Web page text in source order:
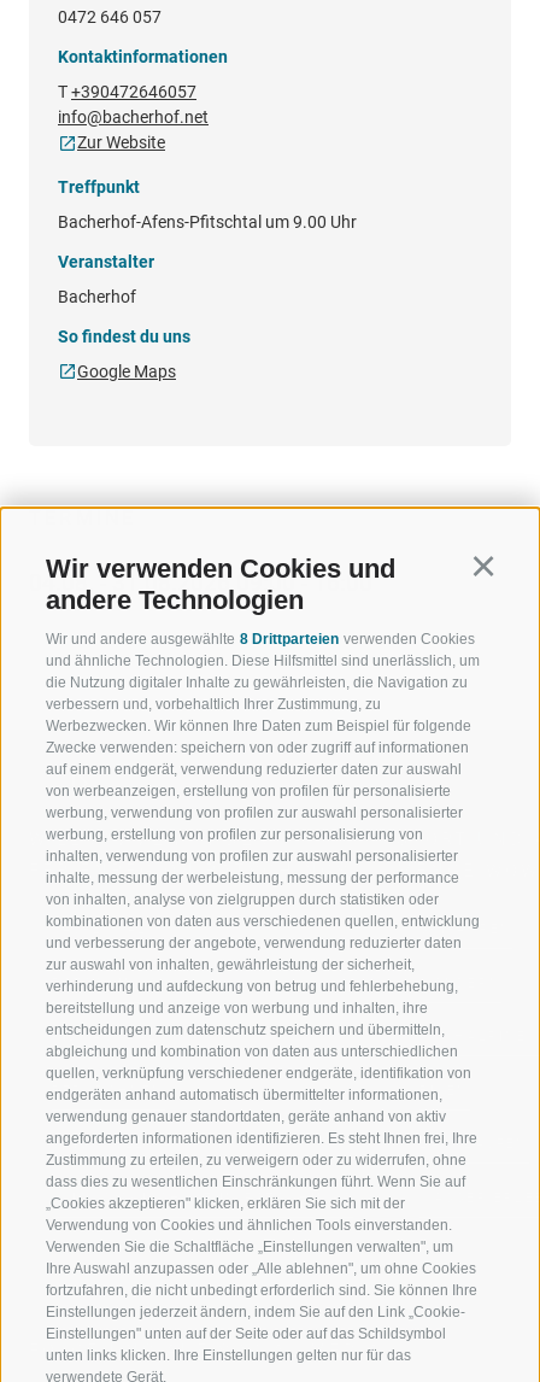
Wir verwenden Cookies und
andere Technologien
Wir und andere ausgewählte 8 Drittparteien verwenden Cookies
und ähnliche Technologien. Diese Hilfsmittel sind unerlässlich, um
die Nutzung digitaler Inhalte zu gewährleisten, die Navigation zu
verbessern und, vorbehaltlich Ihrer Zustimmung, zu
Werbezwecken. Wir können Ihre Daten zum Beispiel für folgende
Zwecke verwenden: speichern von oder zugriff auf informationen
auf einem endgerät, verwendung reduzierter daten zur auswahl
von werbeanzeigen, erstellung von profilen für personalisierte
werbung, verwendung von profilen zur auswahl personalisierter
werbung, erstellung von profilen zur personalisierung von
inhalten, verwendung von profilen zur auswahl personalisierter
inhalte, messung der werbeleistung, messung der performance
von inhalten, analyse von zielgruppen durch statistiken oder
kombinationen von daten aus verschiedenen quellen, entwicklung
und verbesserung der angebote, verwendung reduzierter daten
zur auswahl von inhalten, gewährleistung der sicherheit,
verhinderung und aufdeckung von betrug und fehlerbehebung,
bereitstellung und anzeige von werbung und inhalten, ihre
entscheidungen zum datenschutz speichern und übermitteln,
abgleichung und kombination von daten aus unterschiedlichen
quellen, verknüpfung verschiedener endgeräte, identifikation von
endgeräten anhand automatisch übermittelter informationen,
verwendung genauer standortdaten, geräte anhand von aktiv
angeforderten informationen identifizieren. Es steht Ihnen frei, Ihre
Zustimmung zu erteilen, zu verweigern oder zu widerrufen, ohne
dass dies zu wesentlichen Einschränkungen führt. Wenn Sie auf
„Cookies akzeptieren" klicken, erklären Sie sich mit der
Verwendung von Cookies und ähnlichen Tools einverstanden.
Verwenden Sie die Schaltfläche „Einstellungen verwalten", um
Ihre Auswahl anzupassen oder „Alle ablehnen", um ohne Cookies
fortzufahren, die nicht unbedingt erforderlich sind. Sie können Ihre
Einstellungen jederzeit ändern, indem Sie auf den Link „Cookie-
Einstellungen" unten auf der Seite oder auf das Schildsymbol
unten links klicken. Ihre Einstellungen gelten nur für das
verwendete Gerät.
0472 646 057
Kontaktinformationen
T+390472646057
info@bacherhof.net
Zur Website
Treffpunkt
Bacherhof-Afens-Pfitschtal um 9.00 Uhr
Veranstalter
Bacherhof
So findest du uns
Google Maps
04.08. - 31.08.2026 09:00 - 16:00
WILLKOMMEN IN DER
FERIENREGION RATSCHINGS
JAUFENTAL
RATSCHINGS
RIDNAUNTAL
BERGBAHNEN
SKISCHULE RATSCHINGS
LUISL'S SKISCHULE IN RATSCHINGS
SPORT UND
MENGE
SKIFAHREN
WANDERN
HOCHALPINE
BIKEN
LANGLAUFEN
FOLGE UNS AUF SOCIAL MEDIA